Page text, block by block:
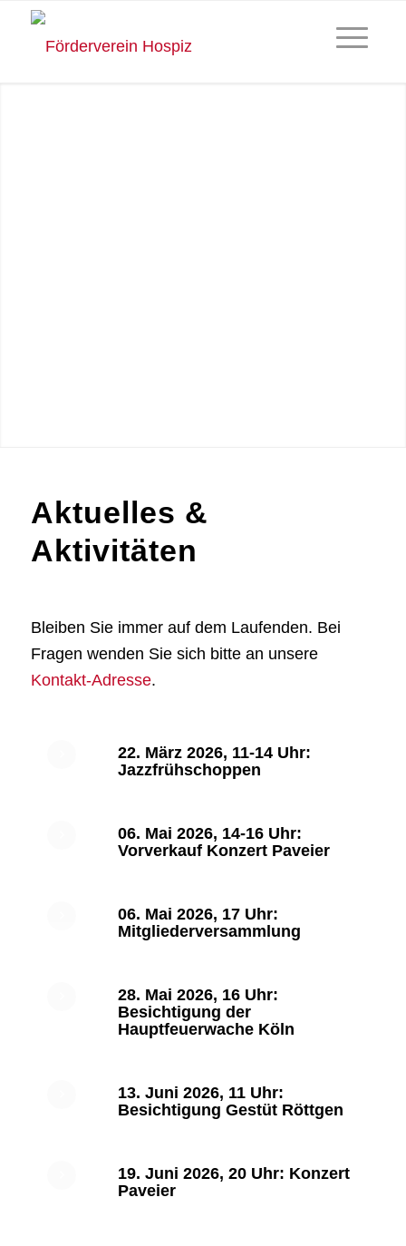
Aktuelles &
Aktivitäten
Bleiben Sie immer auf dem Laufenden. Bei
Fragen wenden Sie sich bitte an unsere
Kontakt-Adresse.
22. März 2026, 11-14 Uhr:
Jazzfrühschoppen
06. Mai 2026, 14-16 Uhr:
Vorverkauf Konzert Paveier
06. Mai 2026, 17 Uhr:
Mitgliederversammlung
28. Mai 2026, 16 Uhr:
Besichtigung der
Hauptfeuerwache Köln
13. Juni 2026, 11 Uhr:
Besichtigung Gestüt Röttgen
19. Juni 2026, 20 Uhr: Konzert
Paveier